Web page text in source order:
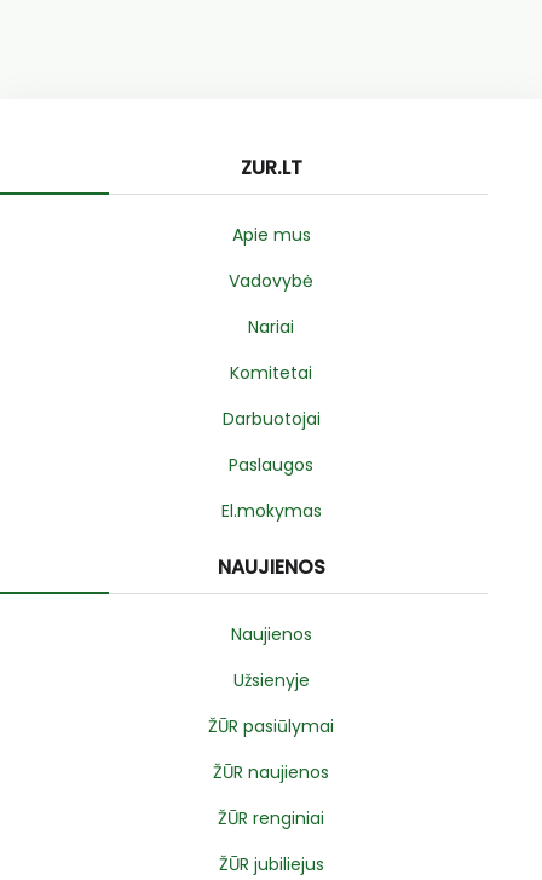
ZUR.LT
Apie mus
Vadovybė
Nariai
Komitetai
Darbuotojai
Paslaugos
El.mokymas
NAUJIENOS
Naujienos
Užsienyje
ŽŪR pasiūlymai
ŽŪR naujienos
ŽŪR renginiai
ŽŪR jubiliejus